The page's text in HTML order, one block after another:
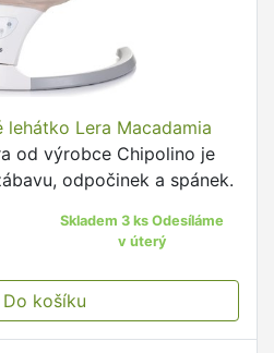
lehátko Lera Macadamia
od výrobce Chipolino je
odpočinek a spánek.
Skladem 3 ks Odesíláme
v úterý
košíku